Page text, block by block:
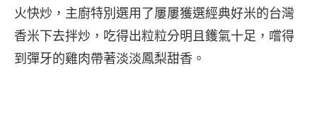
火快炒，主廚特別選用了屢屢獲選經典好米的台灣
香米下去拌炒，吃得出粒粒分明且鑊氣十足，嚐得
到彈牙的雞肉帶著淡淡鳳梨甜香。